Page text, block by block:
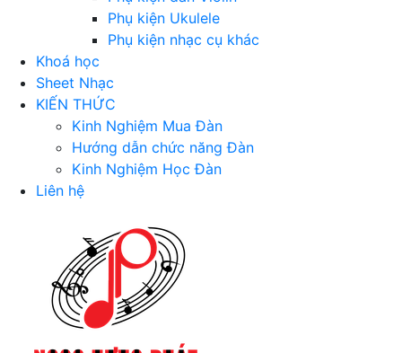
Phụ kiện Ukulele
Phụ kiện nhạc cụ khác
Khoá học
Sheet Nhạc
KIẾN THỨC
Kinh Nghiệm Mua Đàn
Hướng dẫn chức năng Đàn
Kinh Nghiệm Học Đàn
Liên hệ